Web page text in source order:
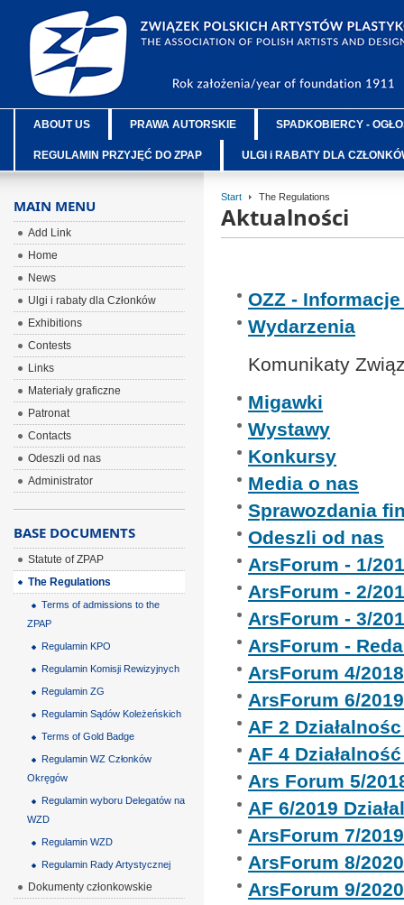
ABOUT US PRAWA AUTORSKIE SPADKOBIERCY -
REGULAMIN PRZYJĘĆ DO ZPAP ULGI i RABATY DLA
Start The Regulations
Aktualności
OZZ -
Wydarzenia
Komunikaty
Migawki
Wystawy
Konkursy
Media o nas
Sprawozdania
Odeszli od nas
ArsForum - 1/
ArsForum - 2/
ArsForum - 3/
ArsForum -
ArsForum 4/2018
ArsForum 6/2019
AF 2
AF 4
Ars Forum 5/
AF 6/2019
ArsForum 7/2019
ArsForum 8/2020
ArsForum 9/2020
MAIN MENU
Add Link
Home
News
Ulgi i rabaty dla Członków
Exhibitions
Contests
Links
Materiały graficzne
Patronat
Contacts
Odeszli od nas
Administrator
BASE DOCUMENTS
Statute of ZPAP
The Regulations
Terms of admissions to the
ZPAP
Regulamin KPO
Regulamin Komisji Rewizyjnych
Regulamin ZG
Regulamin Sądów Koleżeńskich
Terms of Gold Badge
Regulamin WZ Członków
Okręgów
Regulamin wyboru Delegatów na
WZD
Regulamin WZD
Regulamin Rady Artystycznej
Dokumenty członkowskie